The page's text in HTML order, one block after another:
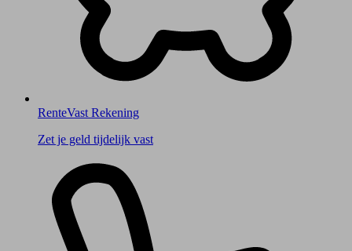
RenteVast Rekening
Zet je geld tijdelijk vast